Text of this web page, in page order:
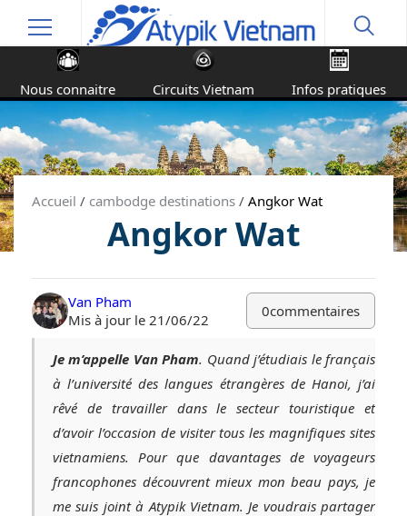
Nous connaitre Circuits Vietnam Infos pratiques
Accueil / cambodge destinations / Angkor Wat
Angkor Wat
Van Pham
Mis à jour le 21/06/22
0commentaires
Je m’appelle Van Pham. Quand j’étudiais le français
à l’université des langues étrangères de Hanoi, j’ai
rêvé de travailler dans le secteur touristique et
d’avoir l’occasion de visiter tous les magnifiques sites
vietnamiens. Pour que davantages de voyageurs
francophones découvrent mieux mon beau pays, je
me suis joint à Atypik Vietnam. Je voudrais partager